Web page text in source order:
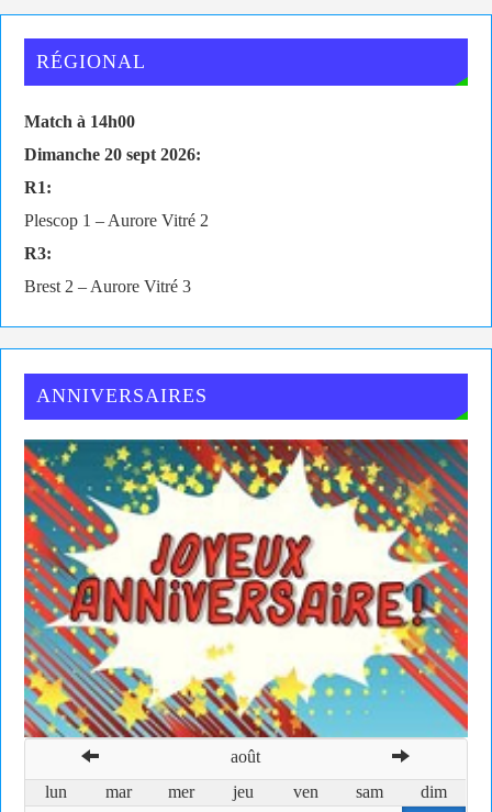
RÉGIONAL
Match à 14h00
Dimanche 20 sept 2026:
R1:
Plescop 1 – Aurore Vitré 2
R3:
Brest 2 – Aurore Vitré 3
ANNIVERSAIRES
août
lun
mar mer jeu ven sam
dim